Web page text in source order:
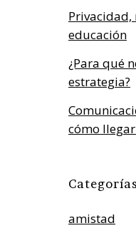
Privacidad,
educación
¿Para qué
estrategia?
cómo
Categorías
amistad